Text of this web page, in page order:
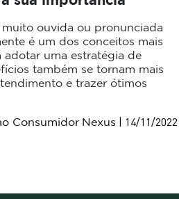
ouvida ou pronunciada
é um dos conceitos mais
adotar uma estratégia de
também se tornam mais
e trazer ótimos
Consumidor Nexus | 14/11/2022